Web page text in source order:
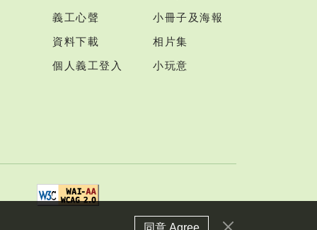
義工心聲
資料下載
個人義工登入
小冊子及海報
相片集
小玩意
同意 Agree